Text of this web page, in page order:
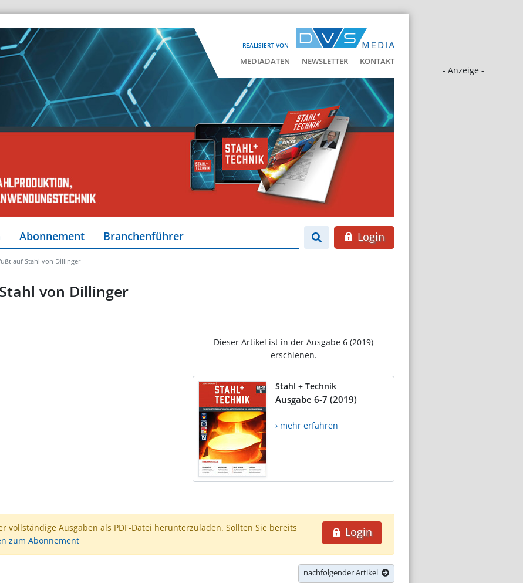
REALISIERT VON
MEDIADATEN NEWSLETTER KONTAKT
- Anzeige -
Abonnement Branchenführer Login
auf Stahl von Dillinger
von Dillinger
Dieser Artikel ist in der Ausgabe 6 (2019)
erschienen.
Stahl + Technik
Ausgabe 6-7 (2019)
› mehr erfahren
Login
Ausgaben als PDF-Datei herunterzuladen. Sollten Sie bereits
zum Abonnement
nachfolgender Artikel